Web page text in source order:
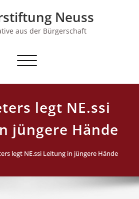
Neuss
aus der Bürgerschaft
Schalte Navigation
legt NE.ssi
jüngere Hände
legt NE.ssi Leitung in jüngere Hände